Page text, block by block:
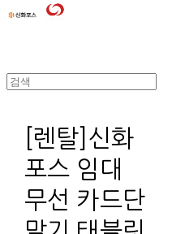
[렌탈]신화
포스 임대
무선 카드단